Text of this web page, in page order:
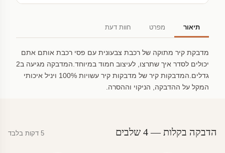
תיאור מפרט חוות דעת
מדבקת קיר מתוקה של רכבת צבעונית עם פסי רכבת אותם אתם
יכולים לסדר איך שתרצו, לעיצוב חמוד במיוחד.המדבקה מגיעה ב2
גדלים.המדבקות קיר של מדבקות קיר עשויות 100% ויניל איכותי
המקל על ההדבקה, הניקוי וההסרה.
הדבקה בקלות — 4 שלבים 5 דקות בלבד